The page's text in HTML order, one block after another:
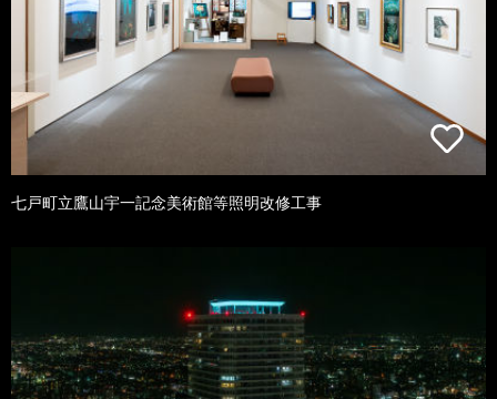
七戸町立鷹山宇一記念美術館等照明改修工事